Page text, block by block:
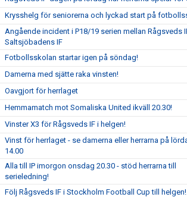
Krysshelg för seniorerna och lyckad start på
Angående incident i P18/19 serien mellan Rågsveds
Saltsjöbadens IF
Fotbollsskolan startar igen på söndag!
Damerna med sjätte raka vinsten!
Oavgjort för herrlaget
Hemmamatch mot Somaliska United ikväll 20.30!
Vinster X3 för Rågsveds IF i helgen!
Vinst för herrlaget - se damerna eller herrarna på
14.00
Alla till IP imorgon onsdag 20.30 - stöd herrarna till
serieledning!
Följ Rågsveds IF i Stockholm Football Cup till helgen!